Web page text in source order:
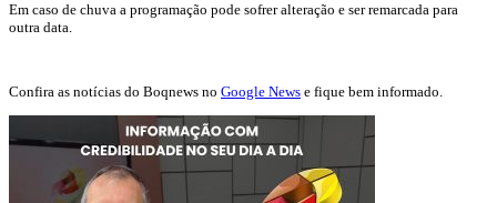
Em caso de chuva a programação pode sofrer alteração e ser remarcada para
outra data.
Confira as notícias do Boqnews no Google News e fique bem informado.